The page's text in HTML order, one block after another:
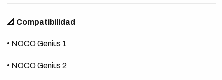
📐 Compatibilidad
• NOCO Genius 1
• NOCO Genius 2